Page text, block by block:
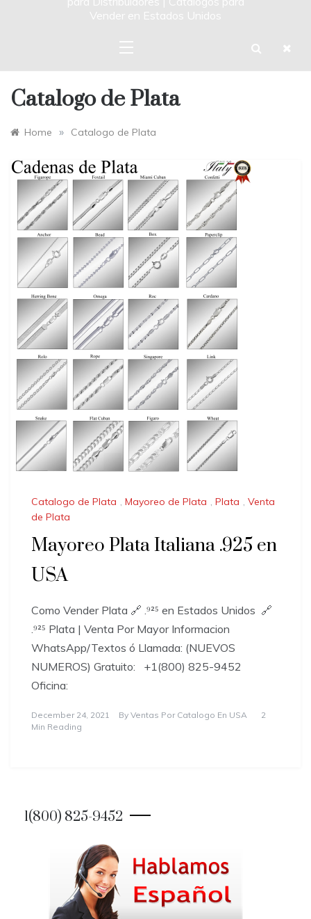
Vender en Estados Unidos
Catalogo de Plata
Home » Catalogo de Plata
Catalogo de Plata , Mayoreo de Plata , Plata , Venta
de Plata
Mayoreo Plata Italiana .925 en
USA
Como Vender Plata 🔗 .⁹²⁵ en Estados Unidos 🔗
.⁹²⁵ Plata | Venta Por Mayor Informacion
WhatsApp/Textos ó Llamada: (NUEVOS
NUMEROS) Gratuito: +1(800) 825-9452
Oficina:
December 24, 2021 By Ventas Por Catalogo En USA
2
Min Reading
1(800) 825-9452